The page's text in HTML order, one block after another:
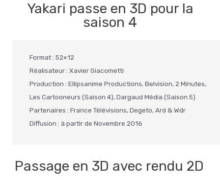
Yakari passe en 3D pour la
saison 4
Format : 52×12
Réalisateur : Xavier Giacometti
Production : Ellipsanime Productions, Belvision, 2 Minutes,
Les Cartooneurs (Saison 4), Dargaud Média (Saison 5)
Partenaires : France Télévisions, Degeto, Ard & Wdr
Diffusion : à partir de Novembre 2016
Passage en 3D avec rendu 2D